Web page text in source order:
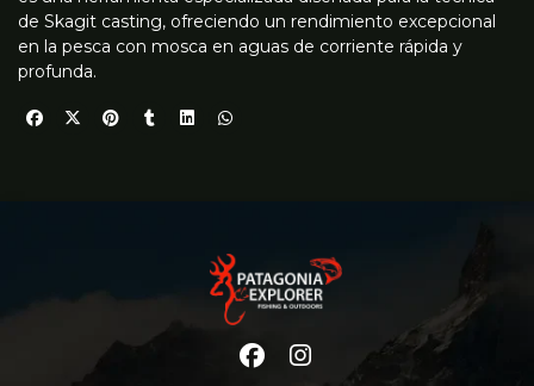
de Skagit casting, ofreciendo un rendimiento excepcional
en la pesca con mosca en aguas de corriente rápida y
profunda.